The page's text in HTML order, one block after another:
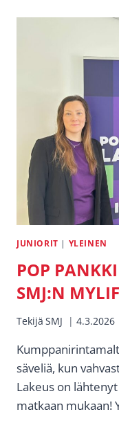
JUNIORIT | YLEINEN
POP
SMJ:N
Tekijä SMJ 4.3.2026
säveliä, kun
Lakeus on
matkaan mukaan!